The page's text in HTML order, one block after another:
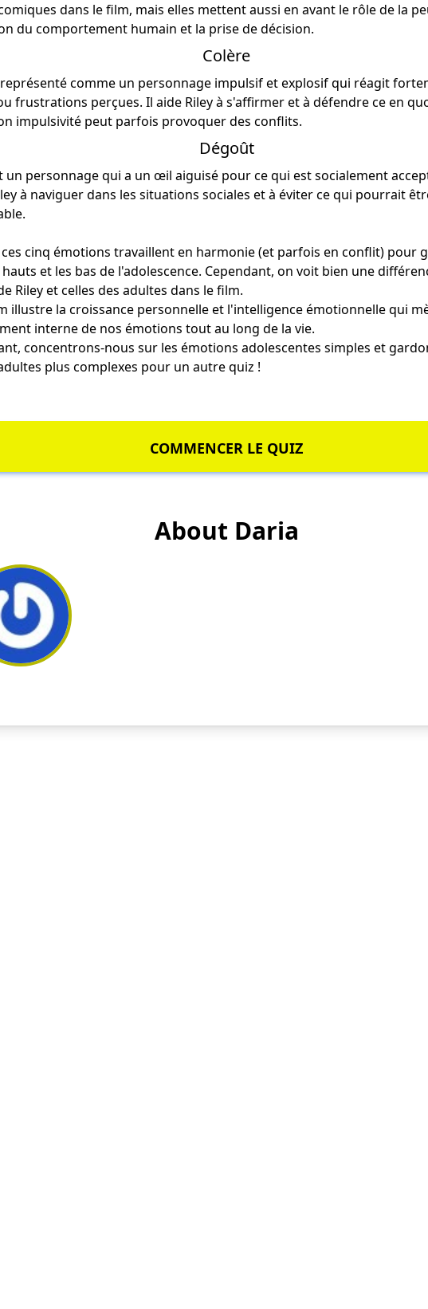
dans le film, mais elles mettent aussi en avant le rôle de la
du comportement humain et la prise de décision.
Colère
comme un personnage impulsif et explosif qui réagit
frustrations perçues. Il aide Riley à s'affirmer et à défendre ce en
impulsivité peut parfois provoquer des conflits.
Dégoût
un personnage qui a un œil aiguisé pour ce qui est socialement
à naviguer dans les situations sociales et à éviter ce qui pourrait
ces cinq émotions travaillent en harmonie (et parfois en conflit) pour
et les bas de l'adolescence. Cependant, on voit bien une
Riley et celles des adultes dans le film.
illustre la croissance personnelle et l'intelligence émotionnelle qui
interne de nos émotions tout au long de la vie.
concentrons-nous sur les émotions adolescentes simples et
plus complexes pour un autre quiz !
COMMENCER LE QUIZ
About Daria